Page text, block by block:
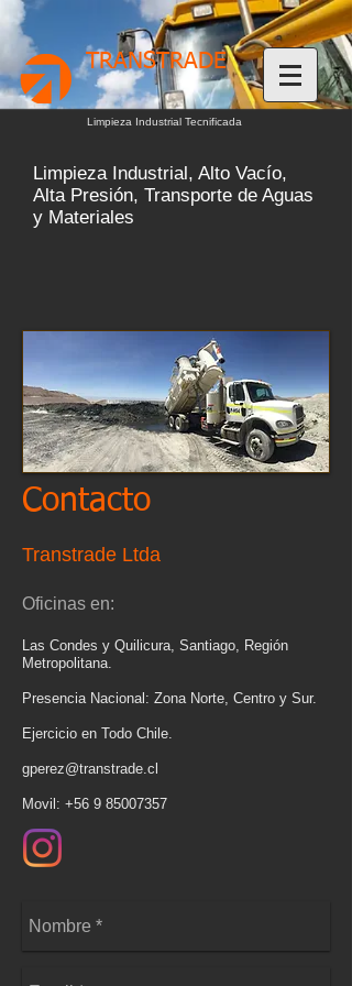
TRANSTRADE
Limpieza Industrial Tecnificada
Limpieza Industrial, Alto Vacío,
Alta Presión, Transporte de Aguas
y Materiales
Contacto
Transtrade Ltda
Oficinas en:
Las Condes y Quilicura, Santiago, Región
Metropolitana.
Presencia Nacional: Zona Norte, Centro y Sur.
Ejercicio en Todo Chile.
gperez@transtrade.cl
Movil: +56 9 85007357